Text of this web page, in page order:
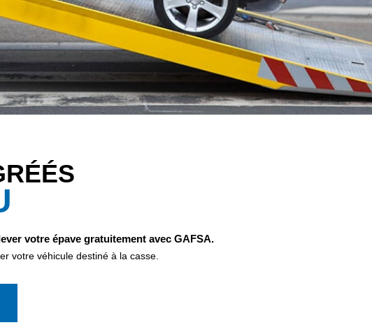
votre épave gratuitement avec GAFSA.
votre véhicule destiné à la casse.